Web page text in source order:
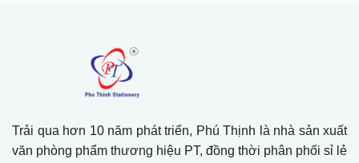
Trải qua hơn 10 năm phát triển, Phú Thịnh là nhà sản xuất
văn phòng phẩm thương hiệu PT, đồng thời phân phối sỉ lẻ